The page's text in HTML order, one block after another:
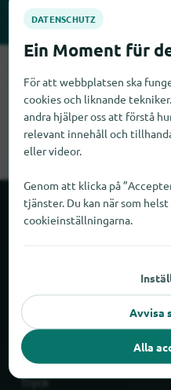
TPV Technology finns skulle
Om locabee
Partner
Rättslig
Tryck
För att webbplatsen ska
cookies och liknande
andra hjälper oss att förstå
relevant innehåll och
eller videor.
Genom att klicka på
tjänster. Du kan när som
cookieinställningarna.
Avvisa
Alla